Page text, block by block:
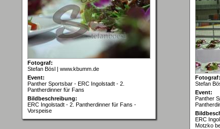
Fotograf:
Stefan Bösl | www.kbumm.de
Event:
Panther Sportsbar - ERC Ingolstadt - 2.
Pantherdinner für Fans
Bildbeschreibung:
ERC Ingolstadt - 2. Pantherdinner für Fans -
Vorspeise
Fotograf:
Stefan
Event:
Panther
ERC
Motzko